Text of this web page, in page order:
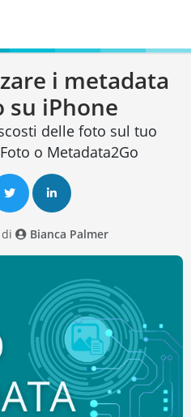
i metadata
su iPhone
delle foto sul tuo
o Metadata2Go
Bianca Palmer